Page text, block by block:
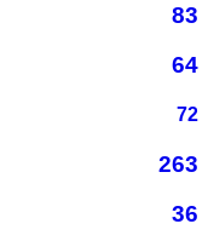
83
64
72
263
36